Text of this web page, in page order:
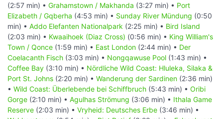
(2:57 min) • Grahamstown / Makhanda (3:27 min) • Port
Elizabeth / Gqberha (4:53 min) • Sunday River Mündung (0:50
min) • Addo Elefanten Nationalpark (2:25 min) • Bird Island
(2:03 min) • Kwaaihoek (Diaz Cross) (0:56 min) • King William's
Town / Qonce (1:59 min) • East London (2:44 min) • Der
Coelacanth Fisch (3:03 min) • Nongqawuse Pool (1:43 min) •
Coffee Bay (3:10 min) • Nördliche Wild Coast: Hluleka, Silaka &
Port St. Johns (2:20 min) • Wanderung der Sardinen (2:36 min)
• Wild Coast: Überlebende bei Schiffbruch (5:43 min) • Oribi
Gorge (2:10 min) • Agulhas Strömung (3:06 min) • Ithala Game
Reserve (2:03 min) • Vryheid: Deutsches Erbe (3:46 min) •